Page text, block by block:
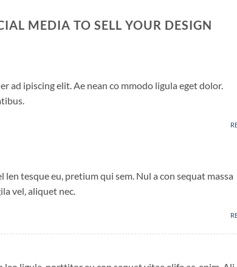
MEDIA TO SELL YOUR DESIGN
ad ipiscing elit. Ae nean co mmodo ligula eget dolor.
len tesque eu, pretium qui sem. Nul a con sequat massa
vel, aliquet nec.